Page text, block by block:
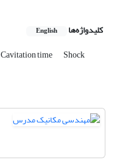
کلیدواژه‌ها English
Cavitation time Shock